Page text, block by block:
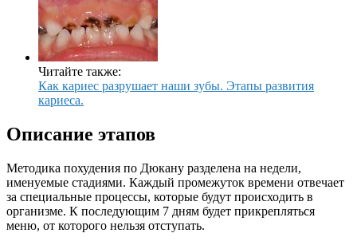
Читайте также:
Как кариес разрушает наши зубы. Этапы развития
кариеса.
Описание этапов
Методика похудения по Дюкану разделена на недели,
именуемые стадиями. Каждый промежуток времени отвечает
за специальные процессы, которые будут происходить в
организме. К последующим 7 дням будет прикрепляться
меню, от которого нельзя отступать.